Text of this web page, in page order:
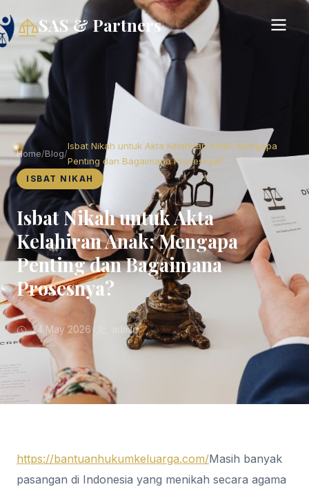
SAS & Partners
Home/Blog/
Isbat Nikah untuk Akta Kelahiran Anak: Mengapa
Penting dan Bagaimana Prosesnya?
ISBAT NIKAH
Isbat Nikah untuk Akta
Kelahiran Anak: Mengapa
Penting dan Bagaimana
Prosesnya?
24 May 2026• admin
https://bantuanhukumkeluarga.com/Masih banyak
pasangan di Indonesia yang menikah secara agama